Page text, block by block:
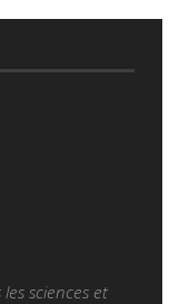
sciences et